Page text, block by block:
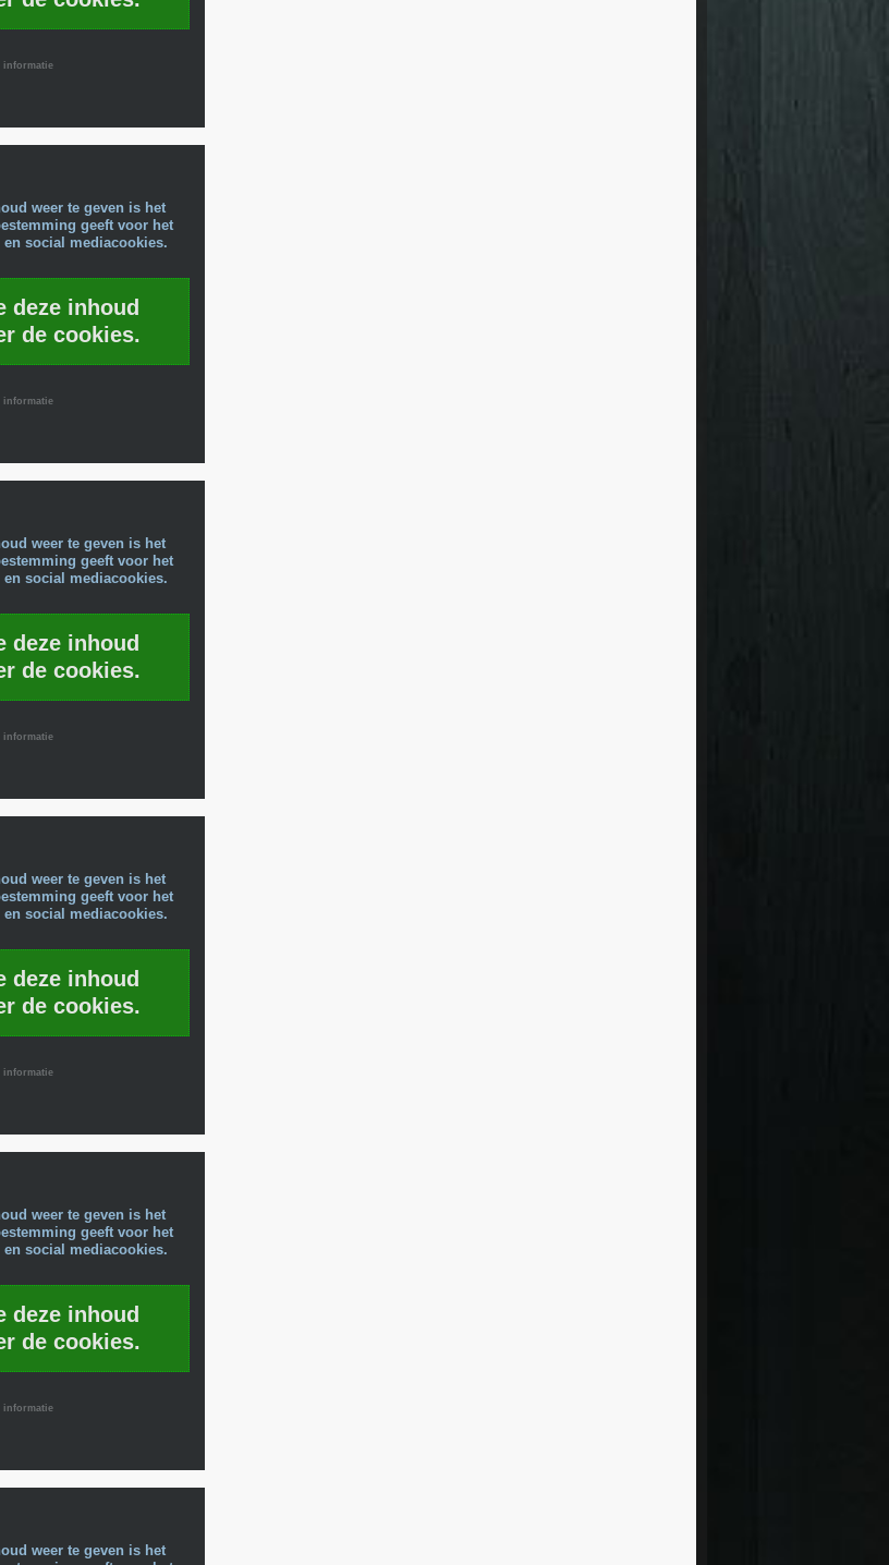
informatie
weer te geven is het
geeft voor het
social mediacookies.
deze inhoud
de cookies.
informatie
weer te geven is het
geeft voor het
social mediacookies.
deze inhoud
de cookies.
informatie
weer te geven is het
geeft voor het
social mediacookies.
deze inhoud
de cookies.
informatie
weer te geven is het
geeft voor het
social mediacookies.
deze inhoud
de cookies.
informatie
weer te geven is het